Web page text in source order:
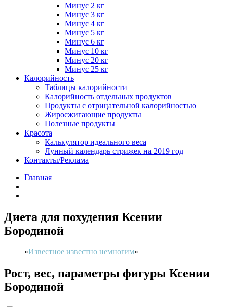
Минус 2 кг
Минус 3 кг
Минус 4 кг
Минус 5 кг
Минус 6 кг
Минус 10 кг
Минус 20 кг
Минус 25 кг
Калорийность
Таблицы калорийности
Калорийность отдельных продуктов
Продукты с отрицательной калорийностью
Жиросжигающие продукты
Полезные продукты
Красота
Калькулятор идеального веса
Лунный календарь стрижек на 2019 год
Контакты/Реклама
Главная
Диета для похудения Ксении
Бородиной
Известное известно немногим
Рост, вес, параметры фигуры Ксении
Бородиной